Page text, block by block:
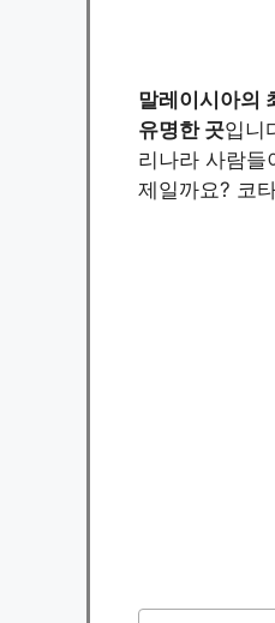
말레이시아의
유명한 곳입니
리나라 사람들
제일까요? 코